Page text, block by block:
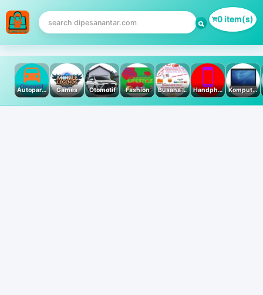
0 item(s)
Autoparts Games Otomotif Fashion Busana Muslim Handphone & Tablet Komputer PC & Laptop